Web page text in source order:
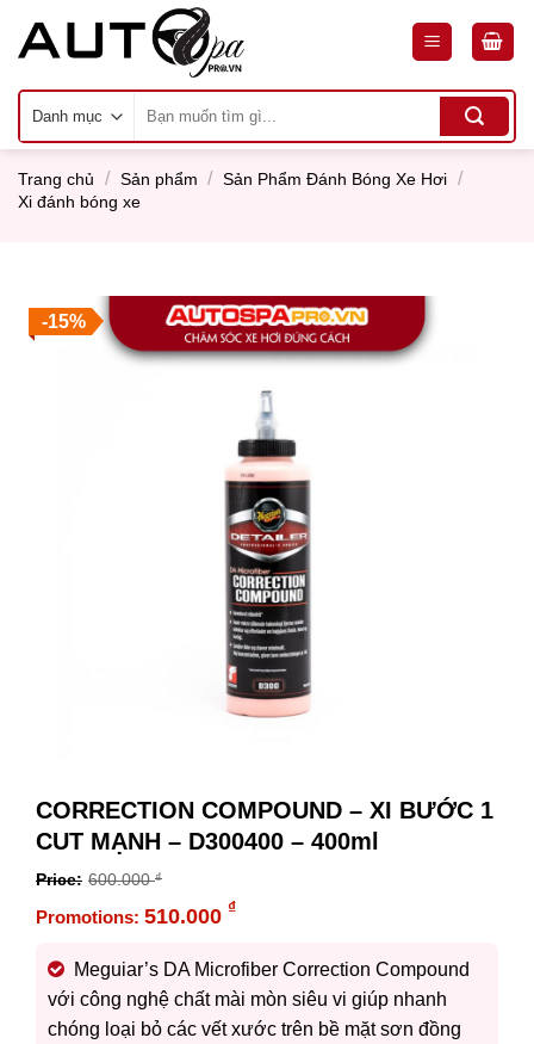
kiếm:
Trang chủ / Sản phẩm / Sản Phẩm Đánh Bóng Xe Hơi /
Xi đánh bóng xe
-15%
CORRECTION COMPOUND – XI BƯỚC 1
CUT MẠNH – D300400 – 400ml
600.000₫
Original
was:
600.000 ₫.
510.000 ₫
price
is:
510.000 ₫.
Meguiar’s DA Microfiber Correction Compound
với công nghệ chất mài mòn siêu vi giúp nhanh
chóng loại bỏ các vết xước trên bề mặt sơn đồng